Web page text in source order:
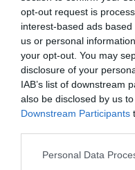
opt-out request is
interest-based ads
us or personal
your opt-out. You may
disclosure of your
IAB’s list of downstream
also be disclosed by us
Downstream Participants
Please note that this
Personal Data
vonatot indítottunk
eljöttünk vele, aminek oka,
utasforgalomban Budapest
per órás sebességgel
oldalára feltöltött videóban.
Hozzátette, hogy az elmúlt
biztosítóberendezés-
hatósági engedélyt, és
vonatközlekedés.
Június 21-től az itt
mehetnek 160-nal, ha a